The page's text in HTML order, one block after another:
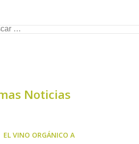
Noticias
EL VINO ORGÁNICO ARGENTINO CRECE